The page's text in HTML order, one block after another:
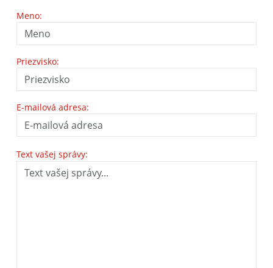
Meno:
Priezvisko:
E-mailová adresa:
Text vašej správy: